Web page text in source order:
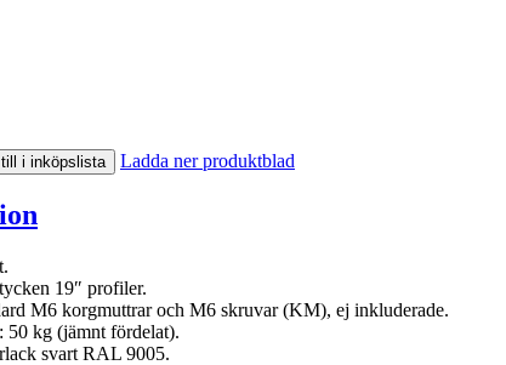
till i inköpslista Ladda ner produktblad
19″ profiler.
M6 korgmuttrar och M6 skruvar (KM), ej inkluderade.
50 kg (jämnt fördelat).
svart RAL 9005.